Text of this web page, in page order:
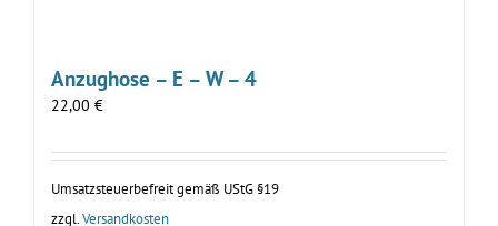
Anzughose – E – W – 4
22,00 €
Umsatzsteuerbefreit gemäß UStG §19
zzgl.Versandkosten